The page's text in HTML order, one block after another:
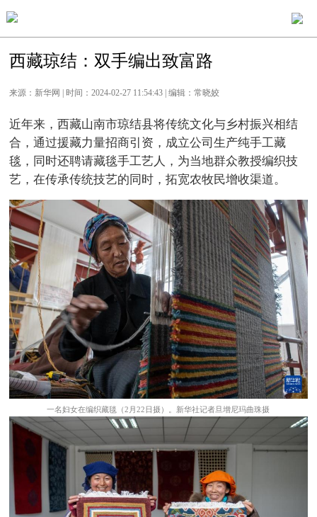
西藏琼结：双手编出致富路
来源：新华网 | 时间：2024-02-27 11:54:43 | 编辑：常晓姣
近年来，西藏山南市琼结县将传统文化与乡村振兴相结
合，通过援藏力量招商引资，成立公司生产纯手工藏
毯，同时还聘请藏毯手工艺人，为当地群众教授编织技
艺，在传承传统技艺的同时，拓宽农牧民增收渠道。
一名妇女在编织藏毯（2月22日摄）。新华社记者旦增尼玛曲珠摄